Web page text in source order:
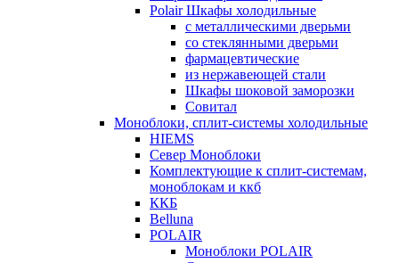
Polair Шкафы холодильные
с металлическими дверьми
со стеклянными дверьми
фармацевтические
из нержавеющей стали
Шкафы шоковой заморозки
Совитал
Моноблоки, сплит-системы холодильные
HIEMS
Север Моноблоки
Комплектующие к сплит-системам,
моноблокам и ккб
ККБ
Belluna
POLAIR
Моноблоки POLAIR